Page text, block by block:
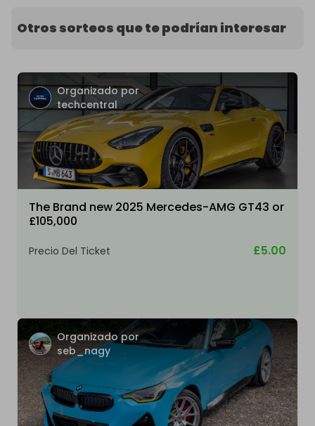
Otros sorteos que te podrían interesar
Organizado por
techcentral
The Brand new 2025 Mercedes-AMG GT43 or
£105,000
Precio Del Ticket £5.00
Organizado por
seb_nagy